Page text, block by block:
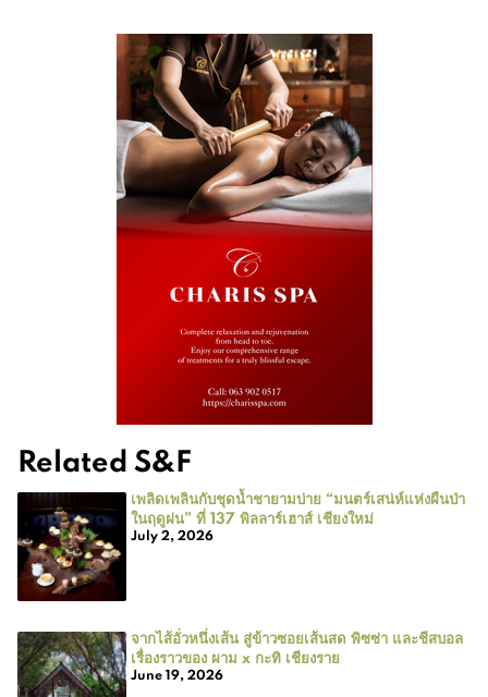
Related S&F
เพลิดเพลินกับชุดน้ำชายามบ่าย “มนตร์เสน่ห์แห่งผืนป่า
ในฤดูฝน” ที่ 137 พิลลาร์เฮาส์ เชียงใหม่
July 2, 2026
จากไส้อั่วหนึ่งเส้น สู่ข้าวซอยเส้นสด พิซซ่า และชีสบอล
เรื่องราวของ ผาม x กะทิ เชียงราย
June 19, 2026